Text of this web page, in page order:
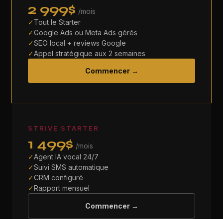
STRIVE STARTER
1 499$ /mois
✓Agent IA vocal 24/7
✓Suivi SMS automatique
✓CRM configuré
✓Rapport mensuel
Commencer →
2 999$ /mois
✓ Tout le Starter
✓Google Ads ou Meta Ads gérés
✓SEO local + reviews Google
✓Appel stratégique aux 2 semaines
Commencer →